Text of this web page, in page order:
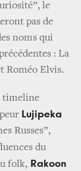
le
pas de
noms qui
: La
Roméo Elvis.
timeline
Lujipeka
Russes”,
du
folk, Rakoon